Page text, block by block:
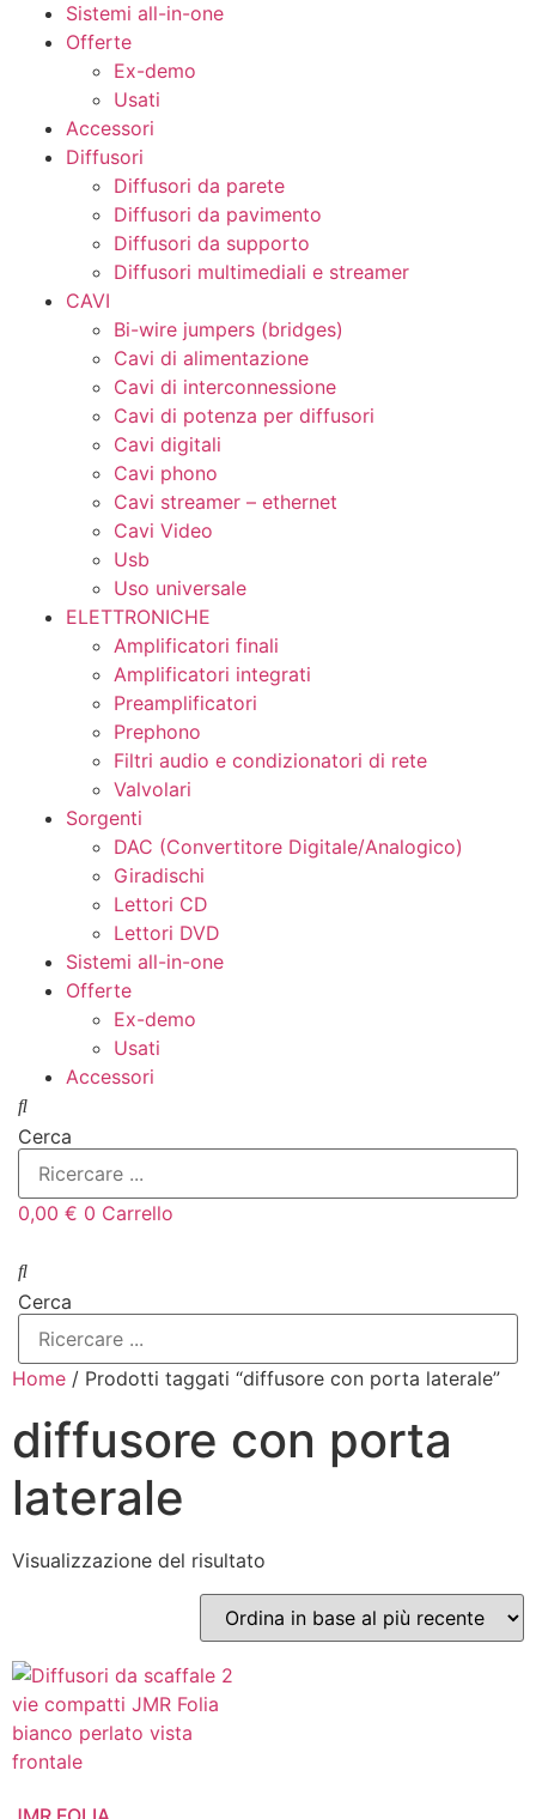
Sistemi all-in-one
Offerte
Ex-demo
Usati
Accessori
Diffusori
Diffusori da parete
Diffusori da pavimento
Diffusori da supporto
Diffusori multimediali e streamer
CAVI
Bi-wire jumpers (bridges)
Cavi di alimentazione
Cavi di interconnessione
Cavi di potenza per diffusori
Cavi digitali
Cavi phono
Cavi streamer – ethernet
Cavi Video
Usb
Uso universale
ELETTRONICHE
Amplificatori finali
Amplificatori integrati
Preamplificatori
Prephono
Filtri audio e condizionatori di rete
Valvolari
Sorgenti
DAC (Convertitore Digitale/Analogico)
Giradischi
Lettori CD
Lettori DVD
Sistemi all-in-one
Offerte
Ex-demo
Usati
Accessori
Cerca
0,00 € 0 Carrello
Cerca
Home / Prodotti taggati “diffusore con porta laterale”
diffusore con porta
laterale
Visualizzazione del risultato